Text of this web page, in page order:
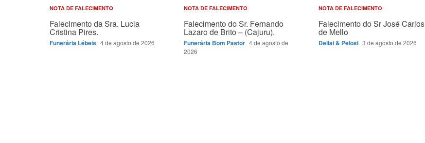
NOTA DE FALECIMENTO
Falecimento da Sra. Lucia
Cristina Pires.
Funerária Lébeis 4 de agosto de 2026
NOTA DE FALECIMENTO
Falecimento do Sr. Fernando
Lazaro de Brito – (Cajuru).
Funerária Bom Pastor 4 de agosto de
2026
NOTA DE FALECIMENTO
Falecimento do Sr José Carlos
de Mello
Dellai & Pelosi 3 de agosto de 2026